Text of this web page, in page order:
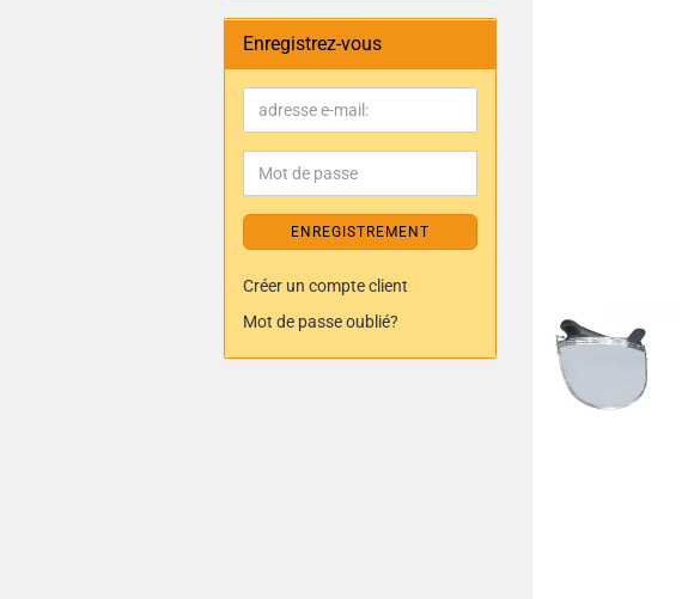
Enregistrez-vous
ENREGISTREMENT
Créer un compte client
Mot de passe oublié?